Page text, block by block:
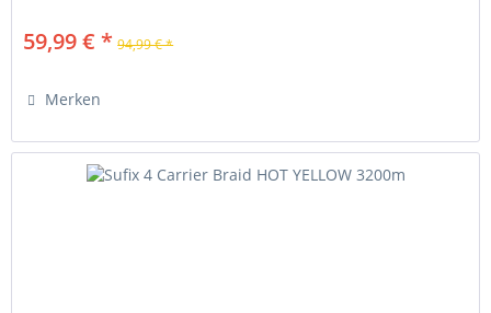
59,99 € * 94,99 € *
Merken